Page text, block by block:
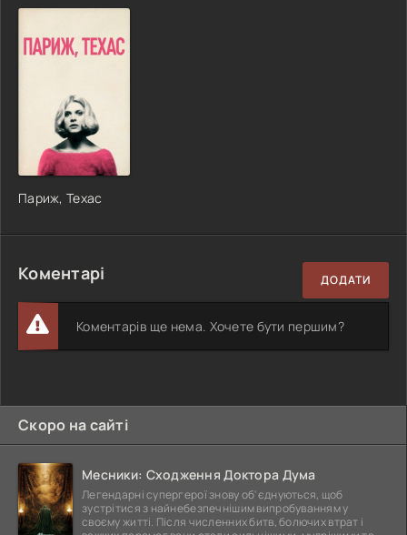
Париж, Техас
Коментарі ДОДАТИ
Коментарів ще нема. Хочете бути першим?
Скоро на сайті
Месники: Сходження Доктора Дума
Легендарні супергерої знову об'єднуються, щоб
зустрітися з найнебезпечнішим випробуванням у
своєму житті. Після численних битв, болючих втрат і